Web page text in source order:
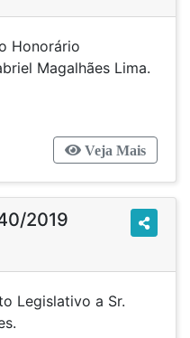
Honorário
Magalhães Lima.
Veja Mais
2019
Legislativo a Sr.
Fernandes.